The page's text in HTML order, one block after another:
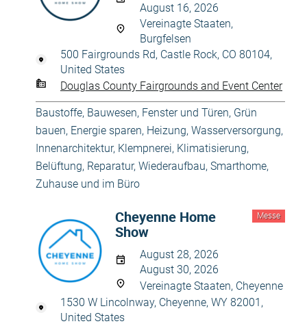
August 16, 2026
Vereinagte Staaten,
Burgfelsen
500 Fairgrounds Rd, Castle Rock, CO 80104,
United States
Douglas County Fairgrounds and Event Center
Baustoffe, Bauwesen, Fenster und Türen, Grün
bauen, Energie sparen, Heizung, Wasserversorgung,
Innenarchitektur, Klempnerei, Klimatisierung,
Belüftung, Reparatur, Wiederaufbau, Smarthome,
Zuhause und im Büro
Messe
Cheyenne Home
Show
August 28, 2026
August 30, 2026
Vereinagte Staaten, Cheyenne
1530 W Lincolnway, Cheyenne, WY 82001,
United States